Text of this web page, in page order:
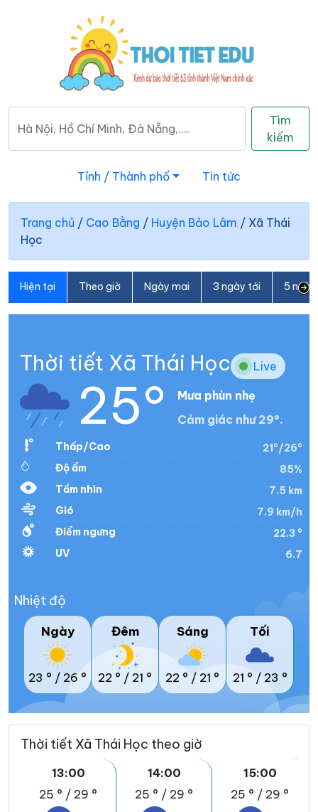
Tìm
kiếm
Tỉnh / Thành phố Tin tức
Trang chủ / Cao Bằng / Huyện Bảo Lâm / Xã Thái
Học
Hiện tại Theo giờ Ngày mai 3 ngày tới 5
Thời tiết Xã Thái Học Live
25°
Mưa phùn nhẹ
Cảm giác như 29°.
Thấp/Cao
21°/26°
Độ ẩm
85%
Tầm nhìn
7.5 km
Gió
7.9 km/h
Điểm ngưng
22.3 °
UV
6.7
Nhiệt độ
Ngày
23 ° / 26 °
Đêm
22 ° / 21 °
Sáng
22 ° / 21 °
Tối
21 ° / 23 °
Thời tiết Xã Thái Học theo giờ
13:00
25 ° / 29 °
14:00
25 ° / 29 °
15:00
25 ° / 29 °